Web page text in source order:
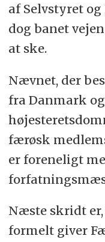
af Selvstyret
dog banet
at ske.
Nævnet, der
fra Danmark
færøsk
er foreneligt
Næste skridt
formelt giver